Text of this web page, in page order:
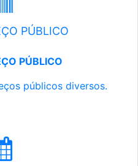
PÚBLICO
PÚBLICO
públicos diversos.